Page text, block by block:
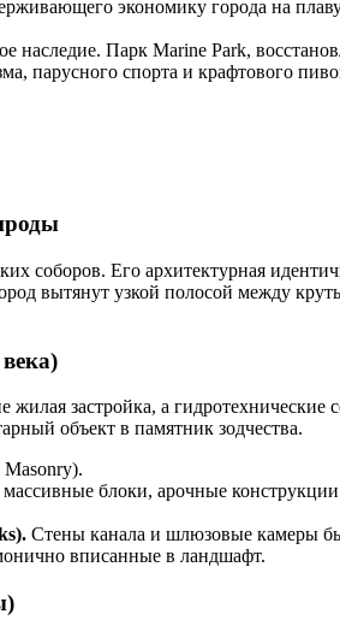
экономику города на
наследие. Парк Marine Park,
парусного спорта и крафтового
соборов. Его архитектурная
вытянут узкой полосой между
застройка, а
объект в памятник зодчества.
Masonry).
массивные блоки, арочные
Стены канала и шлюзовые камеры
вписанные в ландшафт.